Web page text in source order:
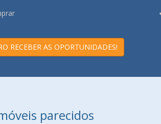
RECEBER AS OPORTUNIDADES!
parecidos